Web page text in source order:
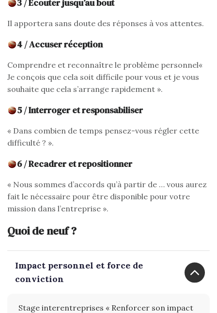
3 / Ecouter jusqu’au bout
Il apportera sans doute des réponses à vos attentes.
4 / Accuser réception
Comprendre et reconnaître le problème personnel«
Je conçois que cela soit difficile pour vous et je vous
souhaite que cela s’arrange rapidement ».
5 / Interroger et responsabiliser
« Dans combien de temps pensez-vous régler cette
difficulté ? ».
6 / Recadrer et repositionner
« Nous sommes d’accords qu’à partir de … vous aurez
fait le nécessaire pour être disponible pour votre
mission dans l’entreprise ».
Quoi de neuf ?
Impact personnel et force de
conviction
Stage interentreprises « Renforcer son impact